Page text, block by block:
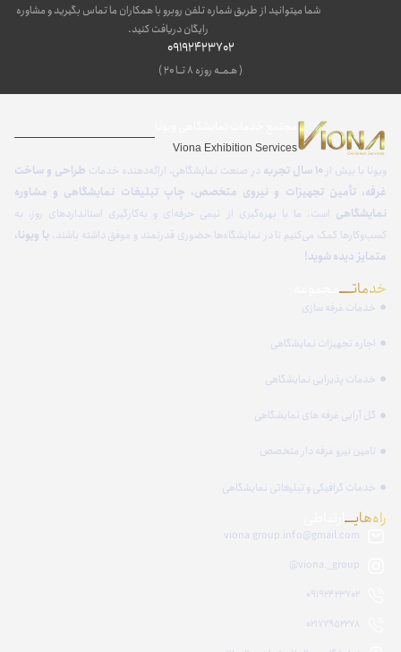
شما میتوانید از طریق شماره تلفن روبرو با همکاران ما تماس بگیرید و مشاوره
رایگان دریافت کنید.
09192423702
( هـمــه روزه ۸ تــا ۲۰ )
Viona Exhibition Services
ویونا با بیش از ۱۰ سال تجربه در صنعت نمایشگاهی، ارائه‌دهنده خدمات طراحی و ساخت
غرفه، تأمین تجهیزات و نیروی متخصص، چاپ تبلیغات نمایشگاهی و مشاوره
نمایشگاهی است. ما با بهره‌گیری از تیمی حرفه‌ای و به‌کارگیری استانداردهای روز، به
کسب‌وکارها کمک می‌کنیم تا در نمایشگاه‌ها حضوری قدرتمند و موفق داشته باشند. با ویونا،
متمایز دیده شوید!
خدماتـــــ
خدمات غرفه سازی
اجاره تجهیزات نمایشگاهی
خدمات پذیرایی نمایشگاهی
گل آرایی غرفه های نمایشگاهی
تامین نیرو غرفه دار متخصص
خدمات گرافیکی و تبلیغاتی نمایشگاهی
راه‌هایــــ
viona.group.info@gmail.com
viona._group@
09192423702
02177952278